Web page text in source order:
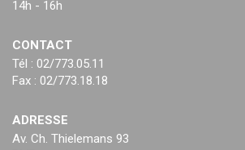
14h - 16h
CONTACT
Tél : 02/773.05.11
Fax : 02/773.18.18
ADRESSE
Av. Ch. Thielemans 93